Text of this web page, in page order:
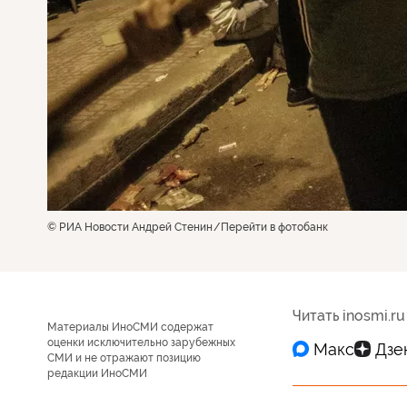
© РИА Новости Андрей Стенин Перейти в фотобанк
Материалы ИноСМИ содержат
оценки исключительно зарубежных
СМИ и не отражают позицию
редакции ИноСМИ
Читать inosmi.ru